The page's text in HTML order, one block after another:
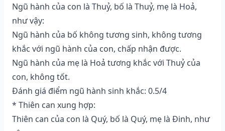
Ngũ hành của con là Thuỷ, bố là Thuỷ, mẹ là Hoả,
như vậy:
Ngũ hành của bố không tương sinh, không tương
khắc với ngũ hành của con, chấp nhận được.
Ngũ hành của mẹ là Hoả tương khắc với Thuỷ của
con, không tốt.
Đánh giá điểm ngũ hành sinh khắc: 0.5/4
* Thiên can xung hợp:
Thiên can của con là Quý, bố là Quý, mẹ là Đinh, như